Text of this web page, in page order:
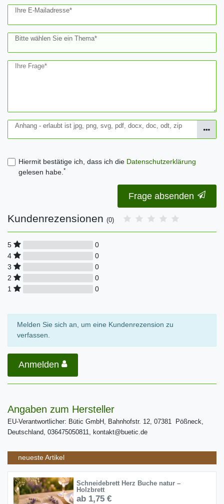
Ihre E-Mailadresse*
Bitte wählen Sie ein Thema*
Ihre Frage*
Anhang - erlaubt ist jpg, png, svg, pdf, docx, doc, odt, zip
Hiermit bestätige ich, dass ich die Daten­schutz­erklärung
gelesen habe.*
Frage absenden
Kundenrezensionen (0)
5
0
4
0
3
0
2
0
1
0
Melden Sie sich an, um eine Kundenrezension zu
verfassen.
Anmelden
Angaben zum Hersteller
EU-Verantwortlicher: Bütic GmbH, Bahnhofstr. 12, 07381 Pößneck,
Deutschland, 036475050811, kontakt@buetic.de
neueste Artikel
Schneidebrett Herz Buche natur –
Holzbrett
ab 1,75 €